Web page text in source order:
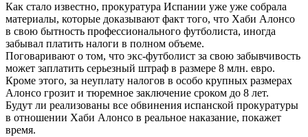
Как стало известно, прокуратура Испании уже уже собрала
материалы, которые доказывают факт того, что Хаби Алонсо
в свою бытность профессионального футболиста, иногда
забывал платить налоги в полном объеме.
Поговаривают о том, что экс-футболист за свою забывчивость
может заплатить серьезный штраф в размере 8 млн. евро.
Кроме этого, за неуплату налогов в особо крупных размерах
Алонсо грозит и тюремное заключение сроком до 8 лет.
Будут ли реализованы все обвинения испанской прокуратуры
в отношении Хаби Алонсо в реальное наказание, покажет
время.